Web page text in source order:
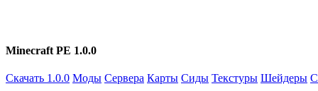
Minecraft PE 1.0.0
Скачать 1.0.0 Моды Сервера Карты Сиды Текстуры Шейдеры